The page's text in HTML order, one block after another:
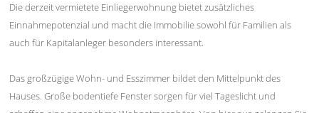
Die derzeit vermietete Einliegerwohnung bietet zusätzliches
Einnahmepotenzial und macht die Immobilie sowohl für Familien als
auch für Kapitalanleger besonders interessant.
Das großzügige Wohn- und Esszimmer bildet den Mittelpunkt des
Hauses. Große bodentiefe Fenster sorgen für viel Tageslicht und